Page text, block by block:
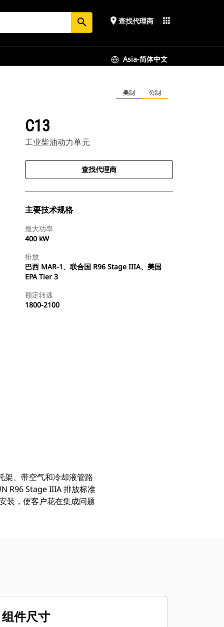
search place 查找代理商 apps
Asia-简体中文
美制 公制
C13
工业柴油动力单元
查找代理商
主要技术规格
最大功率
400 kW
排放
巴西 MAR-1、联合国 R96 Stage IIIA、美国
EPA Tier 3
额定转速
1800-2100
架、带空气和冷却液管路
R96 Stage IIIA 排放标准
装，使客户花在集成问题
组件尺寸